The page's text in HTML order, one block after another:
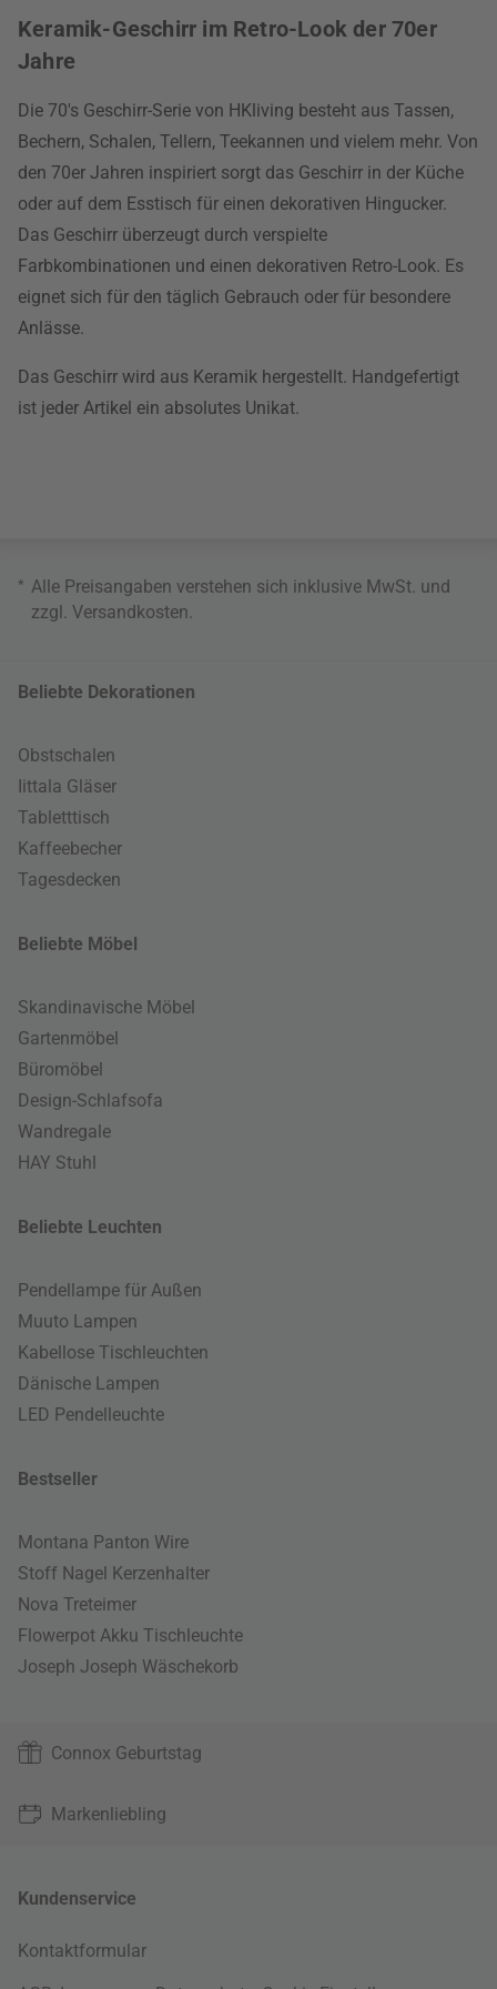
Keramik-Geschirr im Retro-Look der 70er
Jahre
Die 70's Geschirr-Serie von HKliving besteht aus Tassen,
Bechern, Schalen, Tellern, Teekannen und vielem mehr. Von
den 70er Jahren inspiriert sorgt das Geschirr in der Küche
oder auf dem Esstisch für einen dekorativen Hingucker.
Das Geschirr überzeugt durch verspielte
Farbkombinationen und einen dekorativen Retro-Look. Es
eignet sich für den täglich Gebrauch oder für besondere
Anlässe.
Das Geschirr wird aus Keramik hergestellt. Handgefertigt
ist jeder Artikel ein absolutes Unikat.
* Alle Preisangaben verstehen sich inklusive MwSt. und
zzgl. Versandkosten.
Beliebte Dekorationen
Obstschalen
Iittala Gläser
Tabletttisch
Kaffeebecher
Tagesdecken
Beliebte Möbel
Skandinavische Möbel
Gartenmöbel
Büromöbel
Design-Schlafsofa
Wandregale
HAY Stuhl
Beliebte Leuchten
Pendellampe für Außen
Muuto Lampen
Kabellose Tischleuchten
Dänische Lampen
LED Pendelleuchte
Bestseller
Montana Panton Wire
Stoff Nagel Kerzenhalter
Nova Treteimer
Flowerpot Akku Tischleuchte
Joseph Joseph Wäschekorb
Connox Geburtstag
Markenliebling
Kundenservice
Kontaktformular